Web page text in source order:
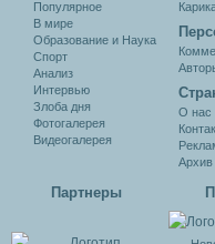
Популярное
В мире
Образование и Наука
Спорт
Анализ
Интервью
Злоба дня
Фотогалерея
Видеогалерея
О нас
Архив
Партнеры